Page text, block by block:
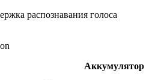
распознавания голоса
Аккумулятор